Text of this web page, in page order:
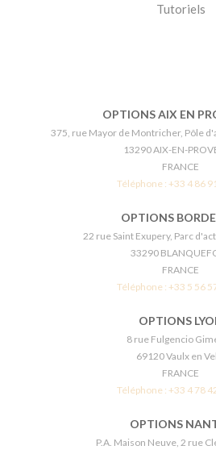
Tutoriels
OPTIONS AIX EN
375, rue Mayor de Montricher, Pôle
13290 AIX-EN-
FRANCE
Téléphone : +33 4 86
OPTIONS
22 rue Saint Exupery, Parc
33290
FRANCE
Téléphone : +33 5 56
OPTIONS
8 rue Fulgencio
69120 Vaulx en
FRANCE
Téléphone : +33 4 78
OPTIONS
P.A. Maison Neuve, 2 rue